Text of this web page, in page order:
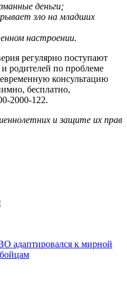
деньги;
зло на младших
настроении.
регулярно поступают
родителей по проблеме
консультацию
бесплатно,
2000-122.
и защите их прав
адаптировался к мирной